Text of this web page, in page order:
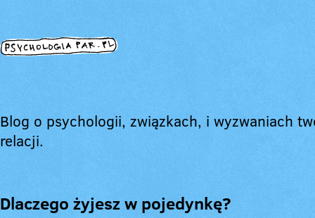
Blog o psychologii, związkach, i wyzwaniach
relacji.
Dlaczego żyjesz w pojedynkę?